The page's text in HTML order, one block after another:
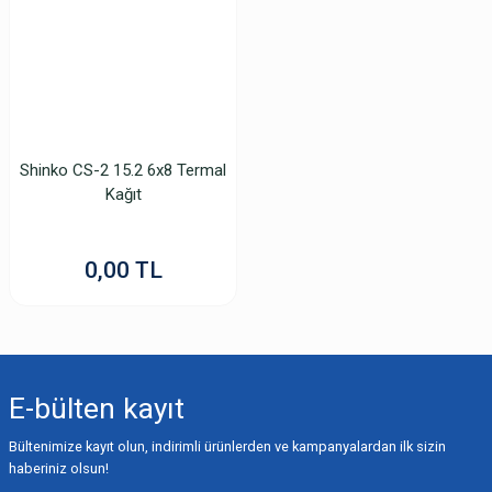
Shinko CS-2 15.2 6x8 Termal
Kağıt
0,00 TL
E-bülten kayıt
Bültenimize kayıt olun, indirimli ürünlerden ve kampanyalardan ilk sizin
haberiniz olsun!